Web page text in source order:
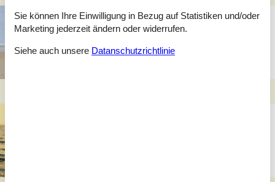
Strand und Natur:
Sicherheit & Rücksicht
mit Hund
Sie können Ihre Einwilligung in Bezug auf Statistiken und/oder
Marketing jederzeit ändern oder widerrufen.
Siehe auch unsere Datanschutzrichtlinie